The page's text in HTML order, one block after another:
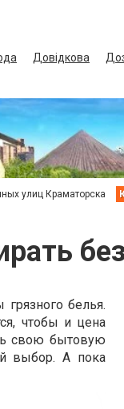
Довідкова
улиц Краматорска
белья.
чтобы и цена
свою бытовую
выбор. А пока